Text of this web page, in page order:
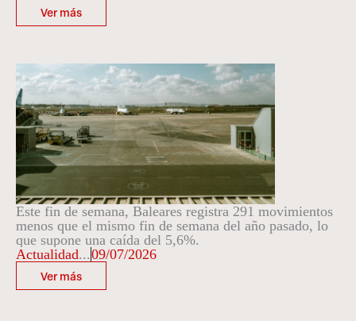
Ver más
Este fin de semana, Baleares registra 291 movimientos
menos que el mismo fin de semana del año pasado, lo
que supone una caída del 5,6%.
Actualidad...09/07/2026
Ver más